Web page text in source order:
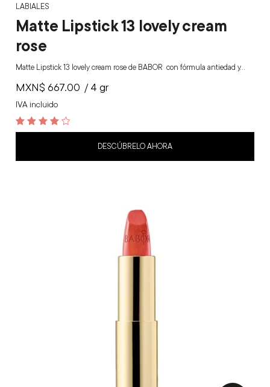
LABIALES
Matte Lipstick 13 lovely cream
rose
Matte Lipstick 13 lovely cream rose de BABOR con fórmula antiedad y…
MXN$ 667.00
IVA incluido
/ 4 gr
4.3
DESCÚBRELO AHORA